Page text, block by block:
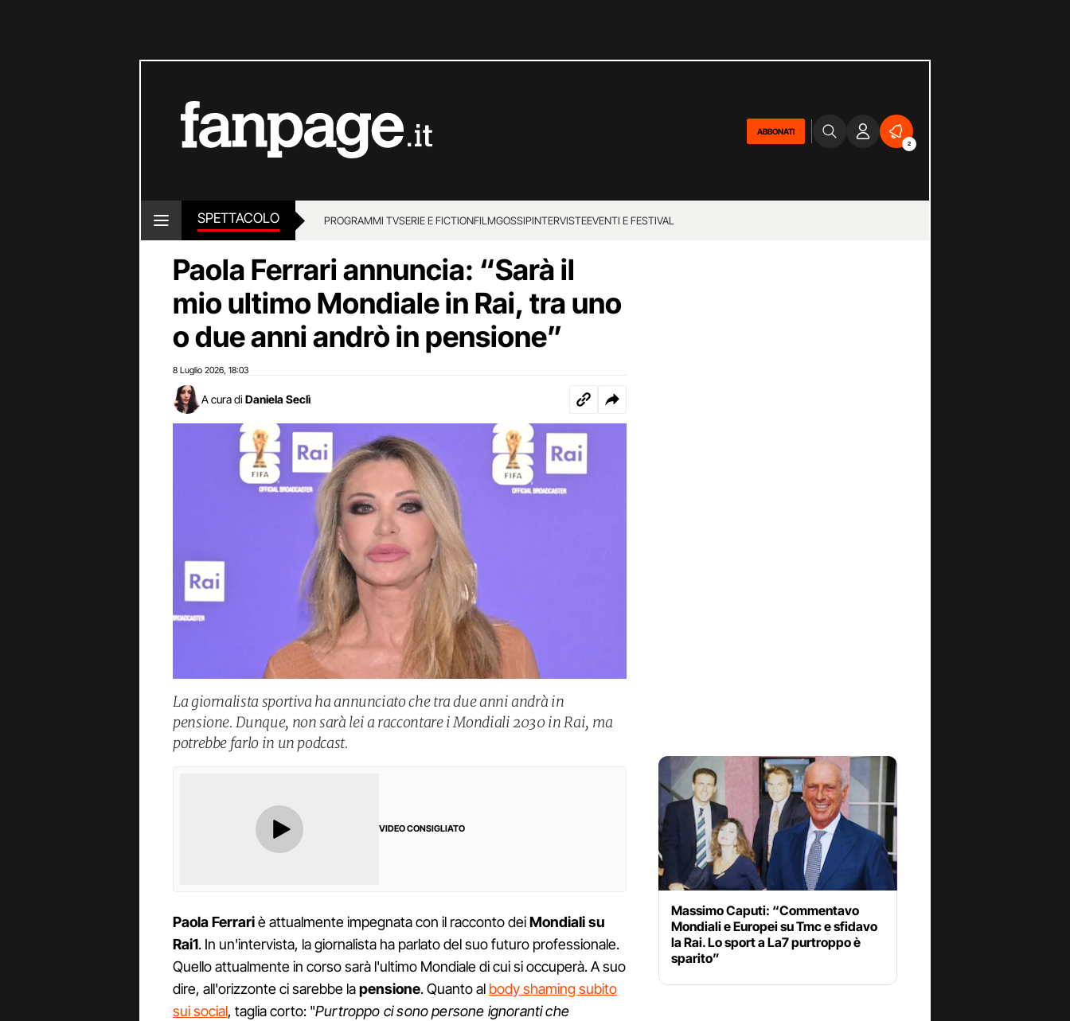
ABBONATI
2
SPETTACOLO PROGRAMMI TVSERIE E FICTIONFILMGOSSIPINTERVISTEEVENTI E FESTIVAL
Paola Ferrari annuncia: “Sarà il
mio ultimo Mondiale in Rai, tra uno
o due anni andrò in pensione”
8 Luglio 2026 18:03
A cura di Daniela Seclì
La giornalista sportiva ha annunciato che tra due anni andrà in
pensione. Dunque, non sarà lei a raccontare i Mondiali 2030 in Rai, ma
potrebbe farlo in un podcast.
VIDEO CONSIGLIATO
Paola Ferrariè attualmente impegnata con il racconto deiMondiali su
Rai1. In un'intervista, la giornalista ha parlato del suo futuro professionale.
Quello attualmente in corso sarà l'ultimo Mondiale di cui si occuperà. A suo
dire, all'orizzonte ci sarebbe lapensione. Quanto al body shaming subito
sui social, taglia corto: "Purtroppo ci sono persone ignoranti che
Massimo Caputi: “Commentavo
Mondiali e Europei su Tmc e sfidavo
la Rai. Lo sport a La7 purtroppo è
sparito”